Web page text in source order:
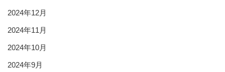
2024年12月
2024年11月
2024年10月
2024年9月